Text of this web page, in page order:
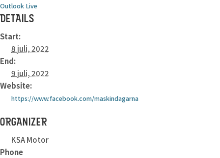
Outlook Live
DETAILS
Start:
8 juli, 2022
End:
9 juli, 2022
Website:
https://www.facebook.com/maskindagarna
ORGANIZER
KSA Motor
Phone